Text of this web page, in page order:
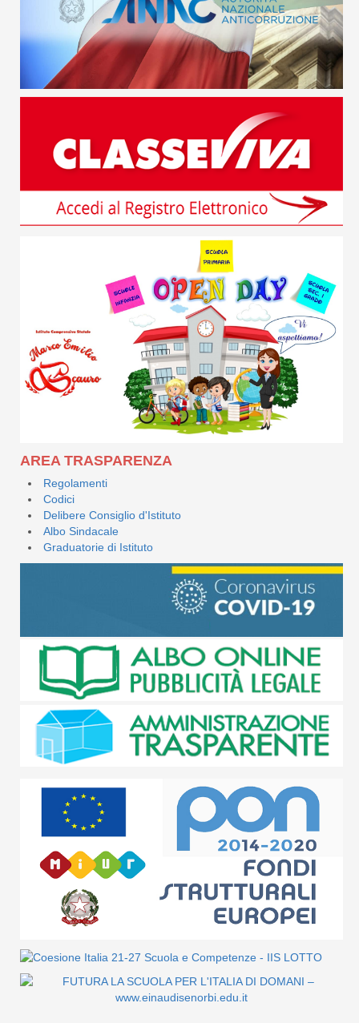
AREA TRASPARENZA
Regolamenti
Codici
Delibere Consiglio d'Istituto
Albo Sindacale
Graduatorie di Istituto